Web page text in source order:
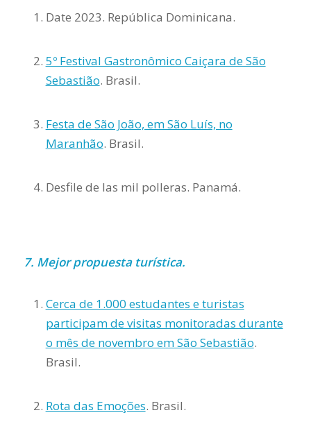
Date 2023. República Dominicana.
5º Festival Gastronômico Caiçara de São
Sebastião. Brasil.
Festa de São João, em São Luís, no
Maranhão. Brasil.
Desfile de las mil polleras. Panamá.
7. Mejor propuesta turística.
Cerca de 1.000 estudantes e turistas
participam de visitas monitoradas durante
o mês de novembro em São Sebastião.
Brasil.
Rota das Emoções. Brasil.